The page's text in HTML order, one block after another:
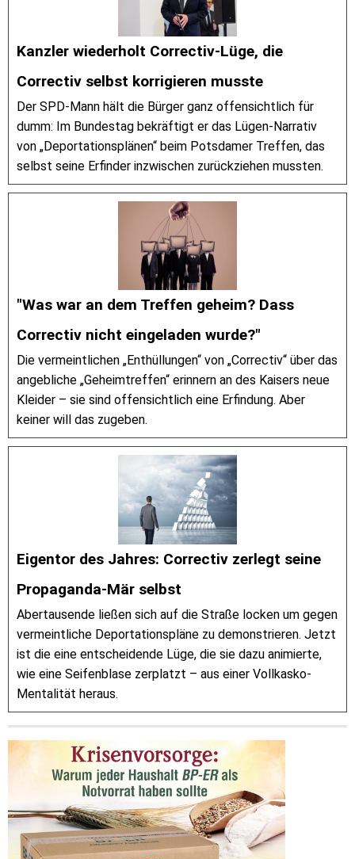
Kanzler wiederholt Correctiv-Lüge, die
Correctiv selbst korrigieren musste
Der SPD-Mann hält die Bürger ganz offensichtlich für
dumm: Im Bundestag bekräftigt er das Lügen-Narrativ
von „Deportationsplänen“ beim Potsdamer Treffen, das
selbst seine Erfinder inzwischen zurückziehen mussten.
"Was war an dem Treffen geheim? Dass
Correctiv nicht eingeladen wurde?"
Die vermeintlichen „Enthüllungen“ von „Correctiv“ über das
angebliche „Geheimtreffen“ erinnern an des Kaisers neue
Kleider – sie sind offensichtlich eine Erfindung. Aber
keiner will das zugeben.
Eigentor des Jahres: Correctiv zerlegt seine
Propaganda-Mär selbst
Abertausende ließen sich auf die Straße locken um gegen
vermeintliche Deportationspläne zu demonstrieren. Jetzt
ist die eine entscheidende Lüge, die sie dazu animierte,
wie eine Seifenblase zerplatzt – aus einer Vollkasko-
Mentalität heraus.